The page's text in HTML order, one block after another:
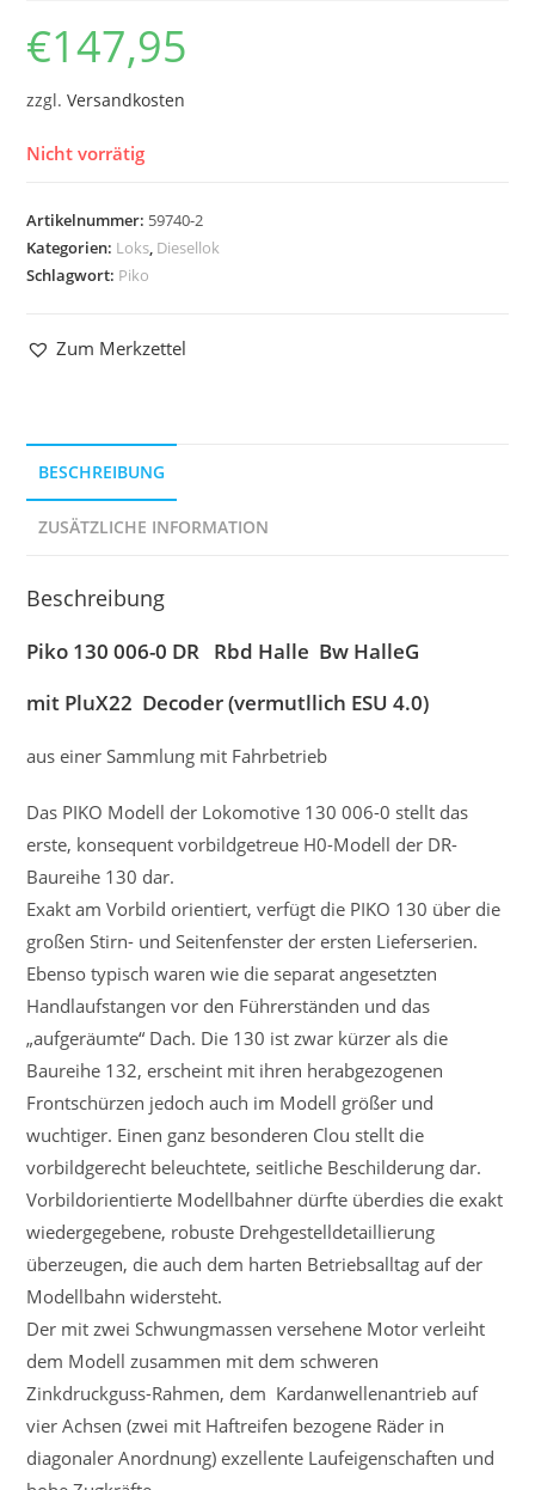
€147,95
zzgl.Versandkosten
Nicht vorrätig
Artikelnummer: 59740-2
Kategorien: Loks, Diesellok
Schlagwort: Piko
Zum Merkzettel
BESCHREIBUNG
ZUSÄTZLICHE INFORMATION
Beschreibung
Piko 130 006-0 DR Rbd Halle Bw HalleG
mit PluX22 Decoder (vermutllich ESU 4.0)
aus einer Sammlung mit Fahrbetrieb
Das PIKO Modell der Lokomotive 130 006-0 stellt das
erste, konsequent vorbildgetreue H0-Modell der DR-
Baureihe 130 dar.
Exakt am Vorbild orientiert, verfügt die PIKO 130 über die
großen Stirn- und Seitenfenster der ersten Lieferserien.
Ebenso typisch waren wie die separat angesetzten
Handlaufstangen vor den Führerständen und das
„aufgeräumte“ Dach. Die 130 ist zwar kürzer als die
Baureihe 132, erscheint mit ihren herabgezogenen
Frontschürzen jedoch auch im Modell größer und
wuchtiger. Einen ganz besonderen Clou stellt die
vorbildgerecht beleuchtete, seitliche Beschilderung dar.
Vorbildorientierte Modellbahner dürfte überdies die exakt
wiedergegebene, robuste Drehgestelldetaillierung
überzeugen, die auch dem harten Betriebsalltag auf der
Modellbahn widersteht.
Der mit zwei Schwungmassen versehene Motor verleiht
dem Modell zusammen mit dem schweren
Zinkdruckguss-Rahmen, dem Kardanwellenantrieb auf
vier Achsen (zwei mit Haftreifen bezogene Räder in
diagonaler Anordnung) exzellente Laufeigenschaften und